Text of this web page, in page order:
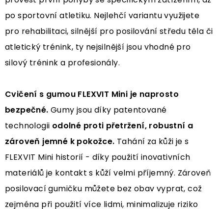
po sportovní atletiku. Nejlehčí variantu využijete
pro rehabilitaci, silnější pro posilování středu těla či
atletický trénink, ty nejsilnější jsou vhodné pro
silový trénink a profesionály.
Cvičení s gumou FLEXVIT Mini je naprosto
bezpečné. Gumy jsou díky patentované
technologii odolné proti přetržení, robustní a
zároveň jemné k pokožce. Tahání za kůži je s
FLEXVIT Mini historií - díky použití inovativních
materiálů je kontakt s kůží velmi příjemný. Zároveň
posilovací gumičku můžete bez obav vyprat, což
zejména při použití více lidmi, minimalizuje riziko